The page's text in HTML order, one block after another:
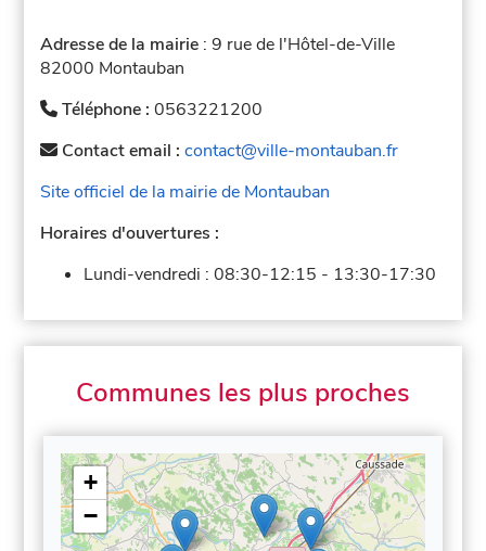
Adresse de la mairie : 9 rue de l'Hôtel-de-Ville
82000 Montauban
Téléphone :0563221200
Contact email :contact@ville-montauban.fr
Site officiel de la mairie de Montauban
Horaires d'ouvertures :
Lundi-vendredi :08:30-12:15 - 13:30-17:30
Communes les plus proches
+
−